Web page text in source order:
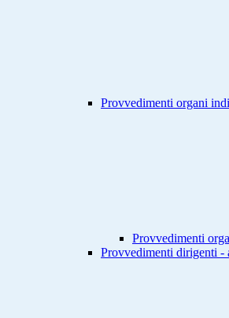
Provvedimenti organi
Provvedimenti
Provvedimenti dirigenti -